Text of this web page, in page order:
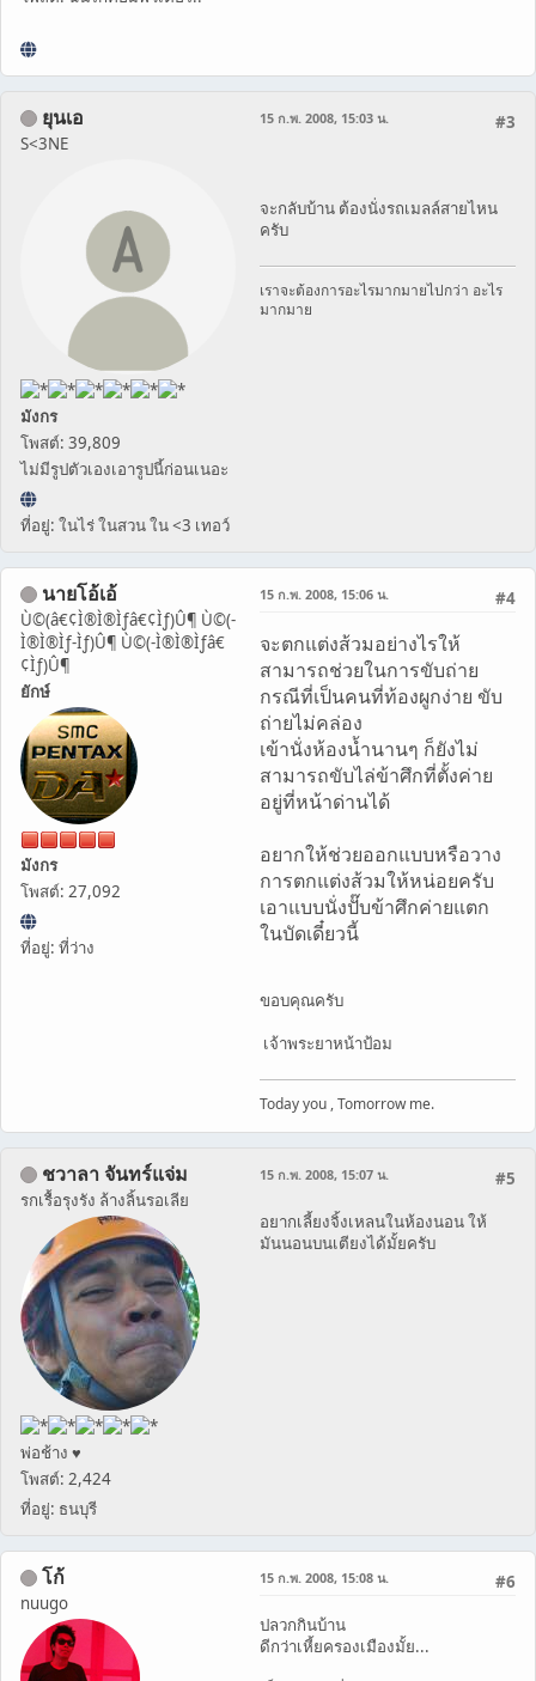
ยุนเอ
S<3NE
มังกร
โพสต์: 39,809
ไม่มีรูปตัวเองเอารูปนี้ก่อนเนอะ
ที่อยู่: ในไร่ ในสวน ใน <3 เทอว์
#3
15 ก.พ. 2008, 15:03 น.
จะกลับบ้าน ต้องนั่งรถเมลล์สายไหน
ครับ
เราจะต้องการอะไรมากมายไปกว่า อะไร
มากมาย
นายโอ้เอ้
Ù©(â€¢Ì®Ì®Ìƒâ€¢Ìƒ)Û¶ Ù©(-
Ì®Ì®Ìƒ-Ìƒ)Û¶ Ù©(-Ì®Ì®Ìƒâ€
¢Ìƒ)Û¶
ยักษ์
มังกร
โพสต์: 27,092
ที่อยู่: ที่ว่าง
#4
15 ก.พ. 2008, 15:06 น.
จะตกแต่งส้วมอย่างไรให้
สามารถช่วยในการขับถ่าย
กรณีที่เป็นคนที่ท้องผูกง่าย ขับ
ถ่ายไม่คล่อง
เข้านั่งห้องน้ำนานๆ ก็ยังไม่
สามารถขับไล่ข้าศึกที่ตั้งค่าย
อยู่ที่หน้าด่านได้
อยากให้ช่วยออกแบบหรือวาง
การตกแต่งส้วมให้หน่อยครับ
เอาแบบนั่งปั๊บข้าศึกค่ายแตก
ในบัดเดี๋ยวนี้
ขอบคุณครับ
เจ้าพระยาหน้าป้อม
Today you , Tomorrow me.
ชวาลา จันทร์แจ่ม
รกเรื้อรุงรัง ล้างลิ้นรอเลีย
พ่อช้าง ♥
โพสต์: 2,424
ที่อยู่: ธนบุรี
#5
15 ก.พ. 2008, 15:07 น.
อยากเลี้ยงจิ้งเหลนในห้องนอน ให้
มันนอนบนเตียงได้มั้ยครับ
โก้
nuugo
#6
15 ก.พ. 2008, 15:08 น.
ปลวกกินบ้าน
ดีกว่าเหี้ยครองเมืองมั้ย...